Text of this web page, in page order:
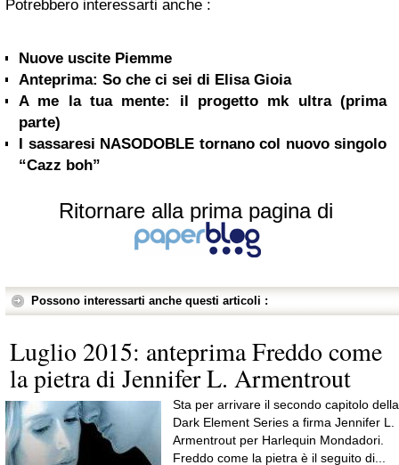
Potrebbero interessarti anche :
Nuove uscite Piemme
Anteprima: So che ci sei di Elisa Gioia
A me la tua mente: il progetto mk ultra (prima
parte)
I sassaresi NASODOBLE tornano col nuovo singolo
“Cazz boh”
Ritornare alla prima pagina di
Possono interessarti anche questi articoli :
Luglio 2015: anteprima Freddo come
la pietra di Jennifer L. Armentrout
Sta per arrivare il secondo capitolo della
Dark Element Series a firma Jennifer L.
Armentrout per Harlequin Mondadori.
Freddo come la pietra è il seguito di...